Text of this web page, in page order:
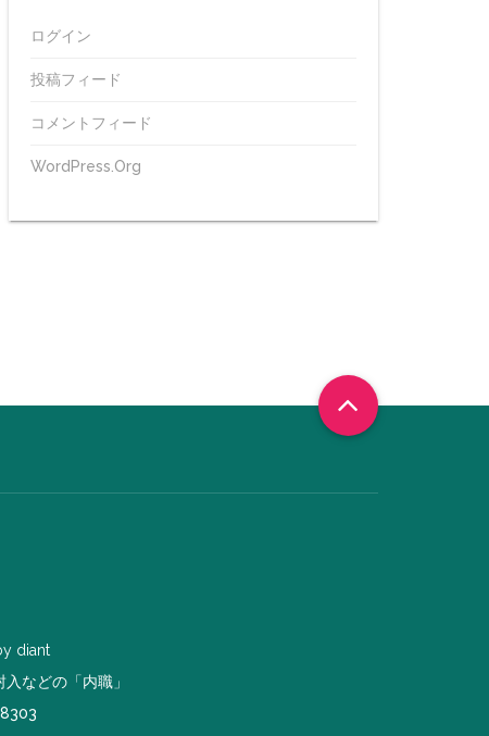
ログイン
投稿フィード
コメントフィード
WordPress.org
diant
などの「内職」